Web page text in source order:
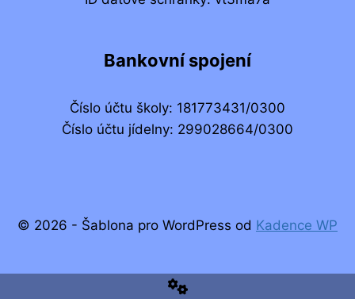
Bankovní spojení
Číslo účtu školy: 181773431/0300
Číslo účtu jídelny: 299028664/0300
© 2026 - Šablona pro WordPress od Kadence WP
Administrace